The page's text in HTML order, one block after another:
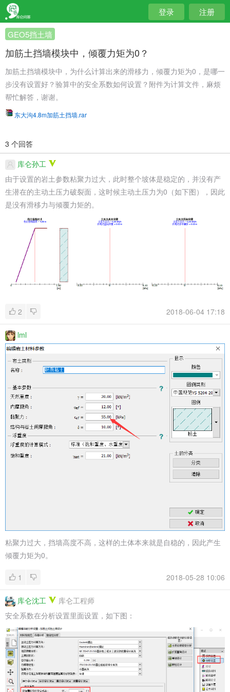
登录 注册
GEO5挡土墙
加筋土挡墙模块中，倾覆力矩为0？
加筋土挡墙模块中，为什么计算出来的滑移力，倾覆力矩为0，是哪一
步没有设置好？验算中的安全系数如何设置？附件为计算文件，麻烦
帮忙解答，谢谢。
东大沟4.8m加筋土挡墙.rar
3 个回答
库仑孙工
由于设置的岩土参数粘聚力过大，此时整个坡体是稳定的，并没有产
生潜在的主动土压力破裂面，这时候主动土压力为0（如下图），因此
是没有滑移力与倾覆力矩的。
2 2018-06-04 17:18
lml
粘聚力过大，挡墙高度不高，这样的土体本来就是自稳的，因此产生
倾覆力矩为0。
1 2018-05-28 10:06
库仑沈工
库仑工程师
安全系数在分析设置里面设置，如下图：